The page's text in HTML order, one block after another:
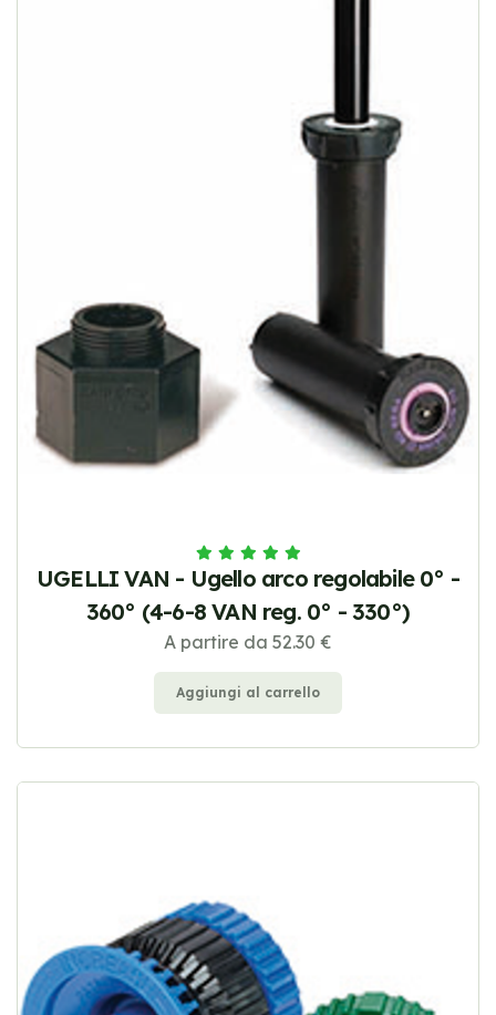
UGELLI VAN - Ugello arco regolabile 0° -
360° (4-6-8 VAN reg. 0° - 330°)
A partire da 52.30 €
Aggiungi al carrello